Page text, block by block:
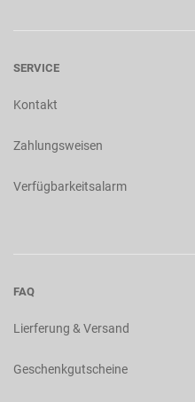
SERVICE
Kontakt
Zahlungsweisen
Verfügbarkeitsalarm
FAQ
Lierferung & Versand
Geschenkgutscheine